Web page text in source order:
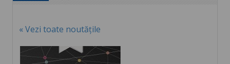
« Vezi toate noutățile